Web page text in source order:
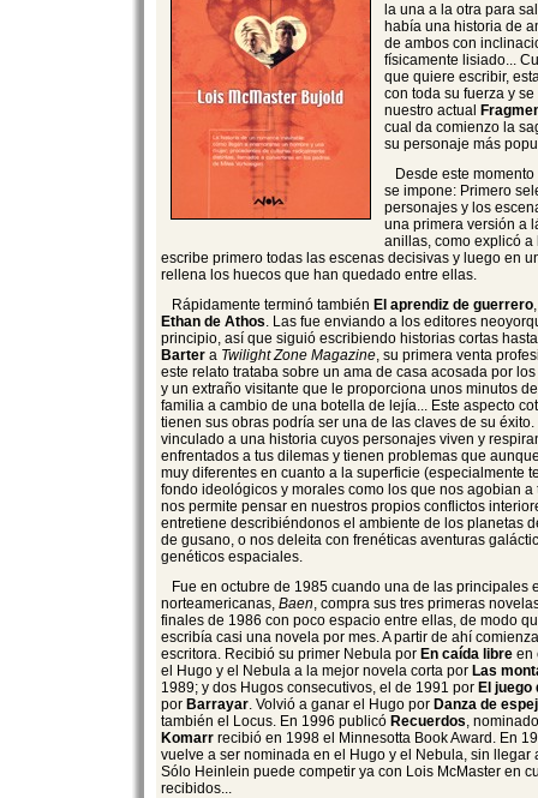
la una a la otra para
había una historia de
de ambos con
físicamente lisiado...
que quiere escribir,
con toda su fuerza y
nuestro actual
cual da comienzo la
su personaje más
Desde este
se impone: Primero
personajes y los
una primera versión a
anillas, como explicó
escribe primero todas las escenas decisivas y luego en
rellena los huecos que han quedado entre ellas.
Rápidamente terminó también El aprendiz de guerrero
Ethan de Athos. Las fue enviando a los editores
principio, así que siguió escribiendo historias cortas
Barter a Twilight Zone Magazine, su primera venta
este relato trataba sobre un ama de casa acosada por
y un extraño visitante que le proporciona unos minutos
familia a cambio de una botella de lejía... Este aspecto
tienen sus obras podría ser una de las claves de su éxito.
vinculado a una historia cuyos personajes viven y
enfrentados a tus dilemas y tienen problemas que
muy diferentes en cuanto a la superficie (especialmente
fondo ideológicos y morales como los que nos agobian a
nos permite pensar en nuestros propios conflictos
entretiene describiéndonos el ambiente de los planetas
de gusano, o nos deleita con frenéticas aventuras
genéticos espaciales.
Fue en octubre de 1985 cuando una de las principales
norteamericanas, Baen, compra sus tres primeras
finales de 1986 con poco espacio entre ellas, de modo
escribía casi una novela por mes. A partir de ahí
escritora. Recibió su primer Nebula por En caída libre en
el Hugo y el Nebula a la mejor novela corta por Las
1989; y dos Hugos consecutivos, el de 1991 por El juego
por Barrayar. Volvió a ganar el Hugo por Danza de
también el Locus. En 1996 publicó Recuerdos,
Komarr recibió en 1998 el Minnesotta Book Award. En
vuelve a ser nominada en el Hugo y el Nebula, sin llegar
Sólo Heinlein puede competir ya con Lois McMaster en
recibidos...